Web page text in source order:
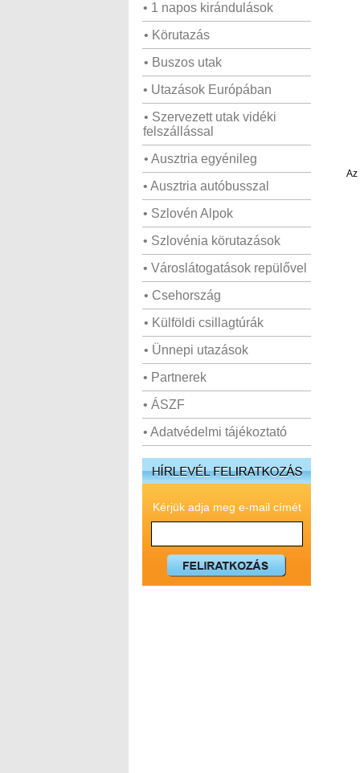
• 1 napos kirándulások
• Körutazás
• Buszos utak
• Utazások Európában
• Szervezett utak vidéki
felszállással
• Ausztria egyénileg
• Ausztria autóbusszal
• Szlovén Alpok
• Szlovénia körutazások
• Városlátogatások repülővel
• Csehország
• Külföldi csillagtúrák
• Ünnepi utazások
• Partnerek
• ÁSZF
• Adatvédelmi tájékoztató
Kérjük adja meg e-mail címét
Az